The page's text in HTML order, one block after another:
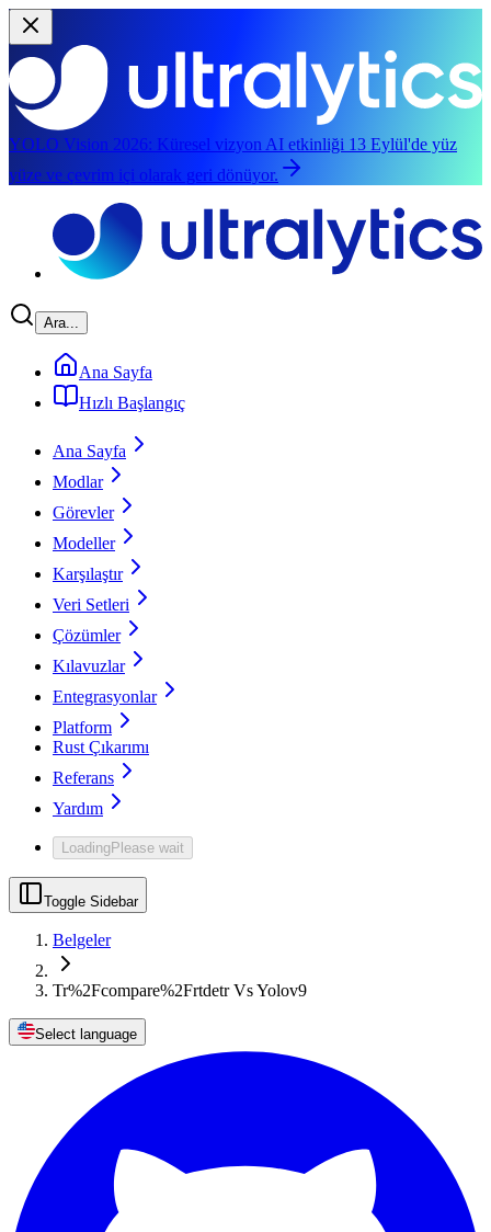
YOLO Vision 2026: Küresel vizyon AI etkinliği 13 Eylül'de yüz
yüze ve çevrim içi olarak geri dönüyor.
Ara...
Ana Sayfa
Hızlı Başlangıç
Ana Sayfa
Modlar
Görevler
Modeller
Karşılaştır
Veri Setleri
Çözümler
Kılavuzlar
Entegrasyonlar
Platform
Rust Çıkarımı
Referans
Yardım
LoadingPlease wait
Toggle Sidebar
Belgeler
Tr%2Fcompare%2Frtdetr Vs Yolov9
Select language